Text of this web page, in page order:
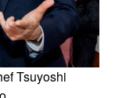
Tsuyoshi